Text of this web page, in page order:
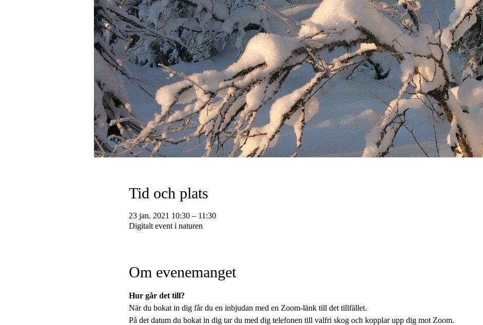
Tid och plats
23 jan. 2021 10:30 – 11:30
Digitalt event i naturen
Om evenemanget
Hur går det till?
När du bokat in dig får du en inbjudan med en Zoom-länk till det tillfället.
På det datum du bokat in dig tar du med dig telefonen till valfri skog och kopplar upp dig mot Zoom.